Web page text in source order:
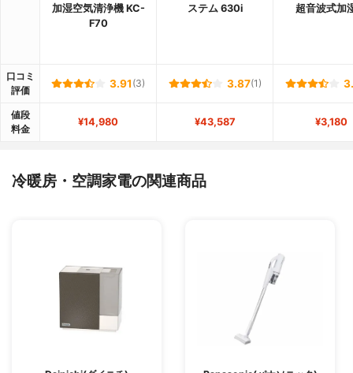
加湿空気清浄機 KC-
F70
ステム 630i
超音波式加
口コミ
評価
3.91 (3) 3.87(1)
値段
料金
¥14,980 ¥43,587 ¥3,180
冷暖房・空調家電の関連商品